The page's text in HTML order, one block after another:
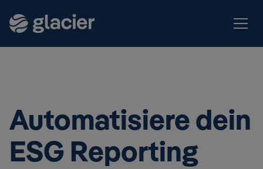
Automatisiere dein
ESG Reporting